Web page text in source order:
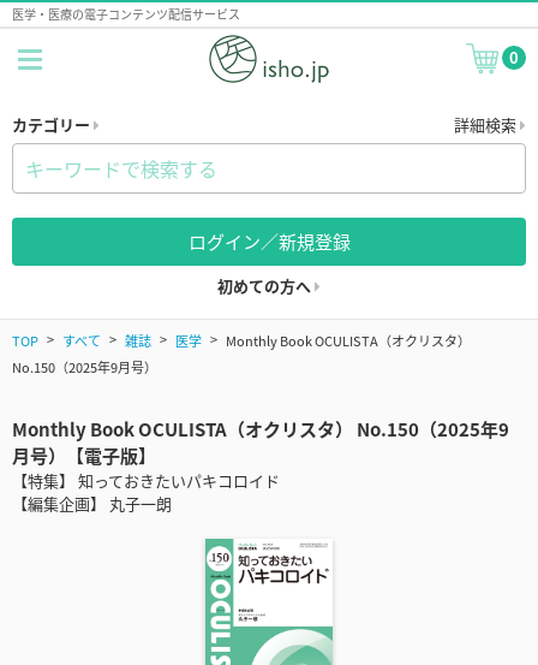
医学・医療の電子コンテンツ配信サービス
0
カテゴリー 詳細検索
ログイン／新規登録
初めての方へ
TOP すべて 雑誌 医学
Monthly Book OCULISTA（オクリスタ）
No.150（2025年9月号）
Monthly Book OCULISTA（オクリスタ） No.150（2025年9
月号）【電子版】
【特集】 知っておきたいパキコロイド
【編集企画】 丸子一朗